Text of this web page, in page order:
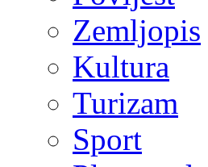
Zemljopis
Kultura
Turizam
Sport